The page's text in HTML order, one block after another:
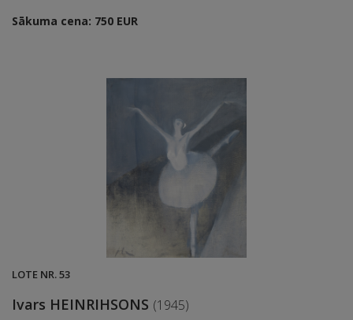
Sākuma cena: 750 EUR
LOTE NR. 53
Ivars HEINRIHSONS (1945)